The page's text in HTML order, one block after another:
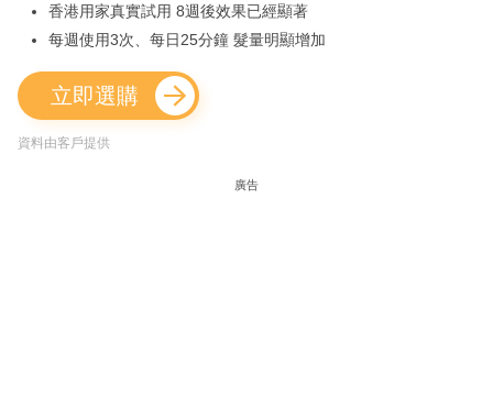
香港用家真實試用 8週後效果已經顯著
每週使用3次、每日25分鐘 髮量明顯增加
立即選購
資料由客戶提供
廣告